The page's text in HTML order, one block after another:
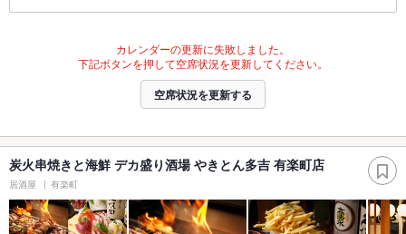
カレンダーの更新に失敗しました。
下記ボタンを押して空席状況を更新してください。
空席状況を更新する
炭火串焼きと海鮮 デカ盛り酒場 やきとん多吉 有楽町店
居酒屋 有楽町